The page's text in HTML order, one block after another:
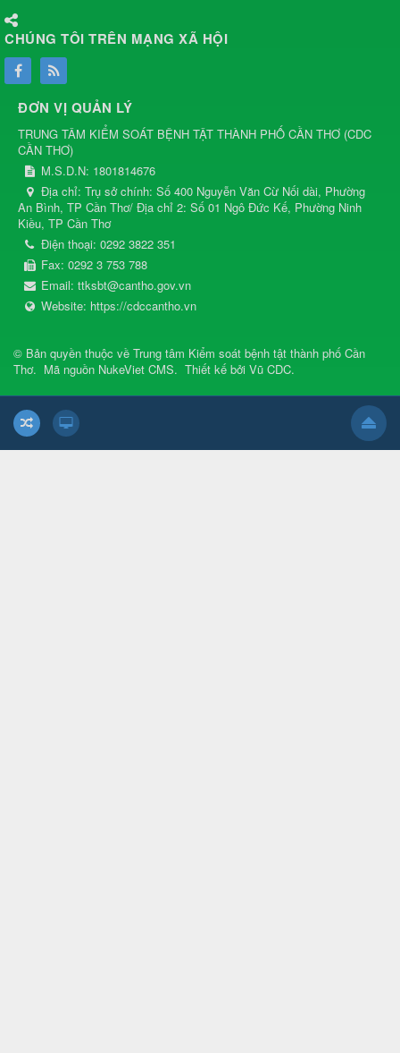
CHÚNG TÔI TRÊN MẠNG XÃ HỘI
ĐƠN VỊ QUẢN LÝ
TRUNG TÂM KIỂM SOÁT BỆNH TẬT THÀNH PHỐ CẦN THƠ (CDC
CẦN THƠ)
M.S.D.N: 1801814676
Địa chỉ: Trụ sở chính: Số 400 Nguyễn Văn Cừ Nối dài, Phường
An Bình, TP Cần Thơ/ Địa chỉ 2: Số 01 Ngô Đức Kế, Phường Ninh
Kiều, TP Cần Thơ
Điện thoại: 0292 3822 351
Fax: 0292 3 753 788
Email: ttksbt@cantho.gov.vn
Website: https://cdccantho.vn
© Bản quyền thuộc về Trung tâm Kiểm soát bệnh tật thành phố Cần
Thơ. Mã nguồn NukeViet CMS. Thiết kế bởi Vũ CDC.